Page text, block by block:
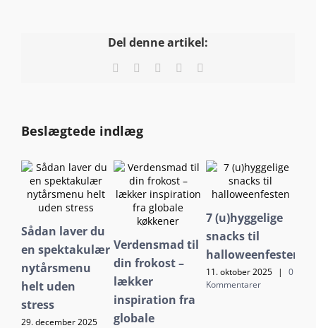
Del denne artikel:
Facebook LinkedInPinterest
Beslægtede indlæg
Sådan laver du
en spektakulær
nytårsmenu
helt uden
stress
29. december 2025
Verdensmad til
din frokost –
lækker
inspiration fra
globale
7 (u)hyggelige
snacks til
halloweenfesten
11. oktober 2025 |
0
Kommentarer